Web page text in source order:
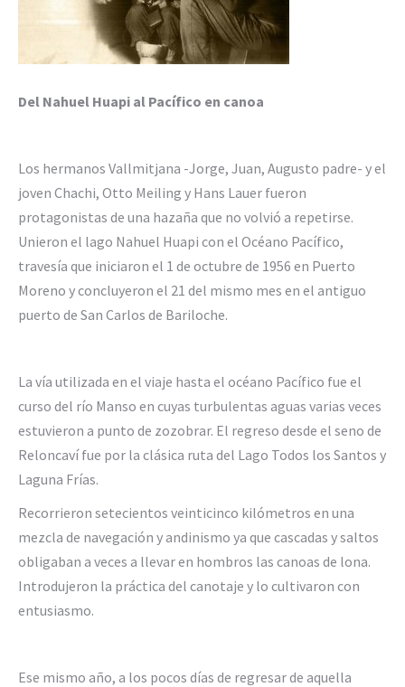
Del Nahuel Huapi al Pacífico en canoa
Los hermanos Vallmitjana -Jorge, Juan, Augusto padre- y el
joven Chachi, Otto Meiling y Hans Lauer fueron
protagonistas de una hazaña que no volvió a repetirse.
Unieron el lago Nahuel Huapi con el Océano Pacífico,
travesía que iniciaron el 1 de octubre de 1956 en Puerto
Moreno y concluyeron el 21 del mismo mes en el antiguo
puerto de San Carlos de Bariloche.
La vía utilizada en el viaje hasta el océano Pacífico fue el
curso del río Manso en cuyas turbulentas aguas varias veces
estuvieron a punto de zozobrar. El regreso desde el seno de
Reloncaví fue por la clásica ruta del Lago Todos los Santos y
Laguna Frías.
Recorrieron setecientos veinticinco kilómetros en una
mezcla de navegación y andinismo ya que cascadas y saltos
obligaban a veces a llevar en hombros las canoas de lona.
Introdujeron la práctica del canotaje y lo cultivaron con
entusiasmo.
Ese mismo año, a los pocos días de regresar de aquella